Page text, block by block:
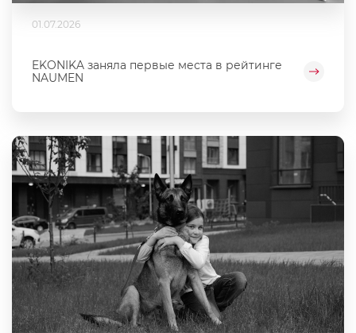
01.07.2026
EKONIKA заняла первые места в рейтинге
NAUMEN